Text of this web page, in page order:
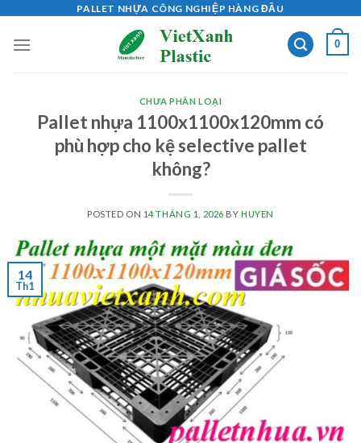
content
PALLET NHỰA CÔNG NGHIỆP HÀNG ĐẦU
0
CHƯA PHÂN LOẠI
Pallet nhựa 1100x1100x120mm có
phù hợp cho kệ selective pallet
không?
POSTED ON 14 THÁNG 1, 2026 BY HUYEN
14
Th1